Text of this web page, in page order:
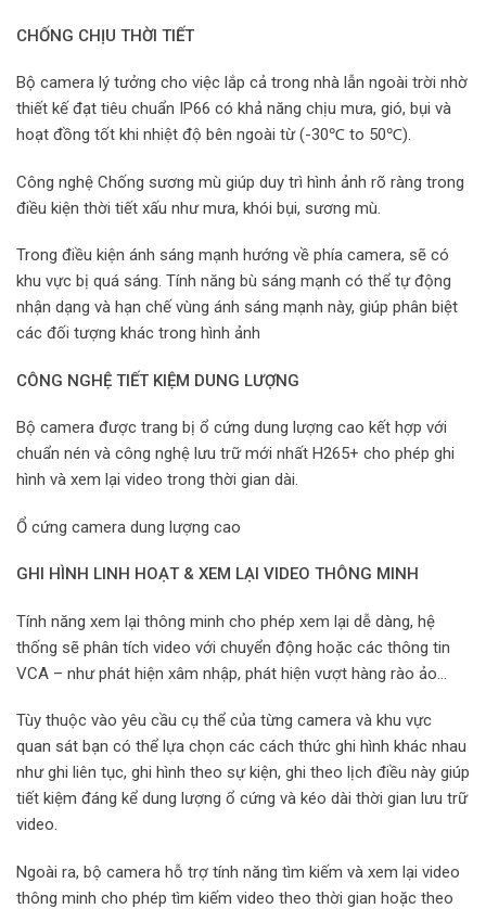
CHỐNG CHỊU THỜI TIẾT
Bộ camera lý tưởng cho việc lắp cả trong nhà lẫn ngoài trời nhờ
thiết kế đạt tiêu chuẩn IP66 có khả năng chịu mưa, gió, bụi và
hoạt đồng tốt khi nhiệt độ bên ngoài từ (-30℃ to 50℃).
Công nghệ Chống sương mù giúp duy trì hình ảnh rõ ràng trong
điều kiện thời tiết xấu như mưa, khói bụi, sương mù.
Trong điều kiện ánh sáng mạnh hướng về phía camera, sẽ có
khu vực bị quá sáng. Tính năng bù sáng mạnh có thể tự động
nhận dạng và hạn chế vùng ánh sáng mạnh này, giúp phân biệt
các đối tượng khác trong hình ảnh
CÔNG NGHỆ TIẾT KIỆM DUNG LƯỢNG
Bộ camera được trang bị ổ cứng dung lượng cao kết hợp với
chuẩn nén và công nghệ lưu trữ mới nhất H265+ cho phép ghi
hình và xem lại video trong thời gian dài.
Ổ cứng camera dung lượng cao
GHI HÌNH LINH HOẠT & XEM LẠI VIDEO THÔNG MINH
Tính năng xem lại thông minh cho phép xem lại dễ dàng, hệ
thống sẽ phân tích video với chuyển động hoặc các thông tin
VCA – như phát hiện xâm nhập, phát hiện vượt hàng rào ảo…
Tùy thuộc vào yêu cầu cụ thể của từng camera và khu vực
quan sát bạn có thể lựa chọn các cách thức ghi hình khác nhau
như ghi liên tục, ghi hình theo sự kiện, ghi theo lịch điều này giúp
tiết kiệm đáng kể dung lượng ổ cứng và kéo dài thời gian lưu trữ
video.
Ngoài ra, bộ camera hỗ trợ tính năng tìm kiếm và xem lại video
thông minh cho phép tìm kiếm video theo thời gian hoặc theo